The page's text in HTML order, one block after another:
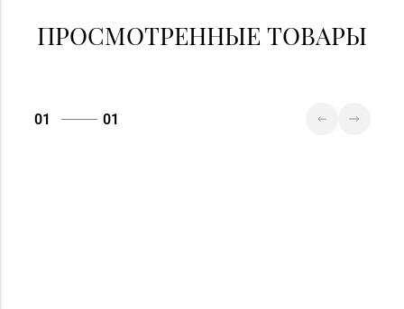
Советская, д. 214Б-51
ПРОСМОТРЕННЫЕ ТОВАРЫ
01 01